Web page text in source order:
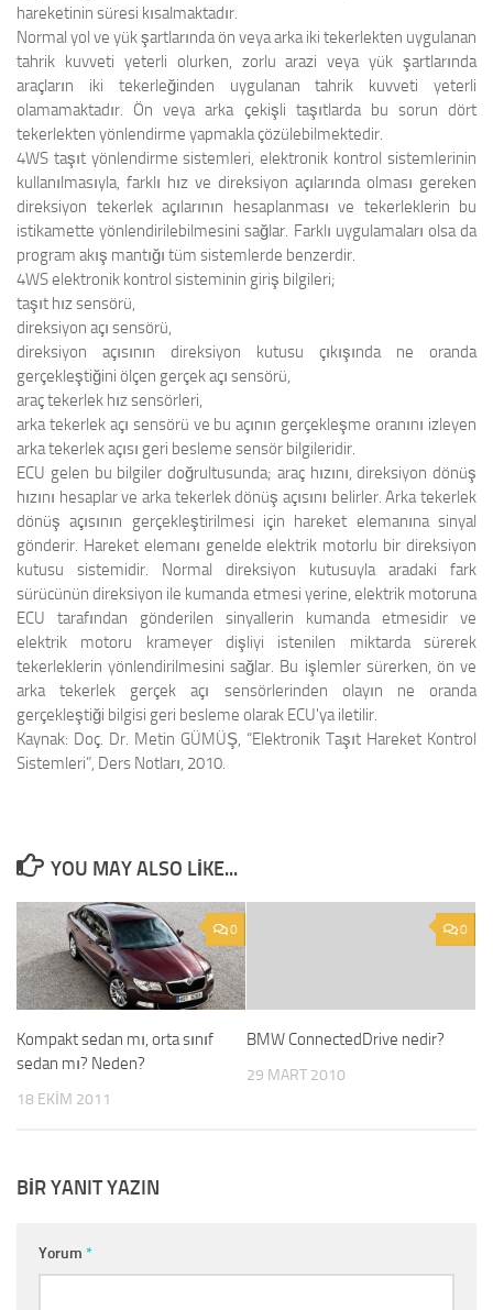
hareketinin süresi kısalmaktadır.
Normal yol ve yük şartlarında ön veya arka iki tekerlekten uygulanan
tahrik kuvveti yeterli olurken, zorlu arazi veya yük şartlarında
araçların iki tekerleğinden uygulanan tahrik kuvveti yeterli
olamamaktadır. Ön veya arka çekişli taşıtlarda bu sorun dört
tekerlekten yönlendirme yapmakla çözülebilmektedir.
4WS taşıt yönlendirme sistemleri, elektronik kontrol sistemlerinin
kullanılmasıyla, farklı hız ve direksiyon açılarında olması gereken
direksiyon tekerlek açılarının hesaplanması ve tekerleklerin bu
istikamette yönlendirilebilmesini sağlar. Farklı uygulamaları olsa da
program akış mantığı tüm sistemlerde benzerdir.
4WS elektronik kontrol sisteminin giriş bilgileri;
taşıt hız sensörü,
direksiyon açı sensörü,
direksiyon açısının direksiyon kutusu çıkışında ne oranda
gerçekleştiğini ölçen gerçek açı sensörü,
araç tekerlek hız sensörleri,
arka tekerlek açı sensörü ve bu açının gerçekleşme oranını izleyen
arka tekerlek açısı geri besleme sensör bilgileridir.
ECU gelen bu bilgiler doğrultusunda; araç hızını, direksiyon dönüş
hızını hesaplar ve arka tekerlek dönüş açısını belirler. Arka tekerlek
dönüş açısının gerçekleştirilmesi için hareket elemanına sinyal
gönderir. Hareket elemanı genelde elektrik motorlu bir direksiyon
kutusu sistemidir. Normal direksiyon kutusuyla aradaki fark
sürücünün direksiyon ile kumanda etmesi yerine, elektrik motoruna
ECU tarafından gönderilen sinyallerin kumanda etmesidir ve
elektrik motoru krameyer dişliyi istenilen miktarda sürerek
tekerleklerin yönlendirilmesini sağlar. Bu işlemler sürerken, ön ve
arka tekerlek gerçek açı sensörlerinden olayın ne oranda
gerçekleştiği bilgisi geri besleme olarak ECU'ya iletilir.
Kaynak: Doç. Dr. Metin GÜMÜŞ, “Elektronik Taşıt Hareket Kontrol
Sistemleri”, Ders Notları, 2010.
YOU MAY ALSO LIKE...
0
Kompakt sedan mı, orta sınıf
sedan mı? Neden?
18 EKIM 2011
0
BMW ConnectedDrive nedir?
29 MART 2010
BIR YANIT YAZIN
Yorum *